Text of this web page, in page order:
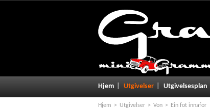
Hjem Utgivelser Utgivelsesplan
Hjem Utgivelser Von Ein fot innafor